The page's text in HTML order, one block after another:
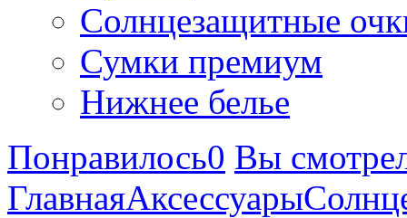
Солнцезащитные
Сумки премиум
Нижнее белье
Понравилось0 Вы
ГлавнаяАксессуары